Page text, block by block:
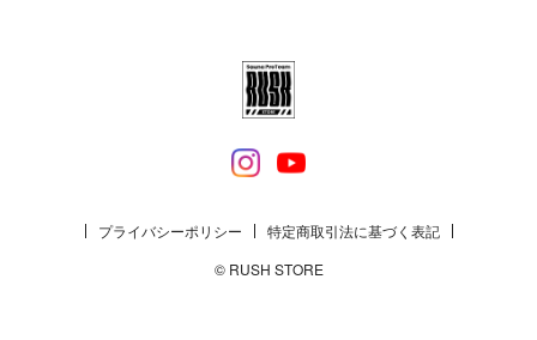
プライバシーポリシー
特定商取引法に基づく表記
© RUSH STORE